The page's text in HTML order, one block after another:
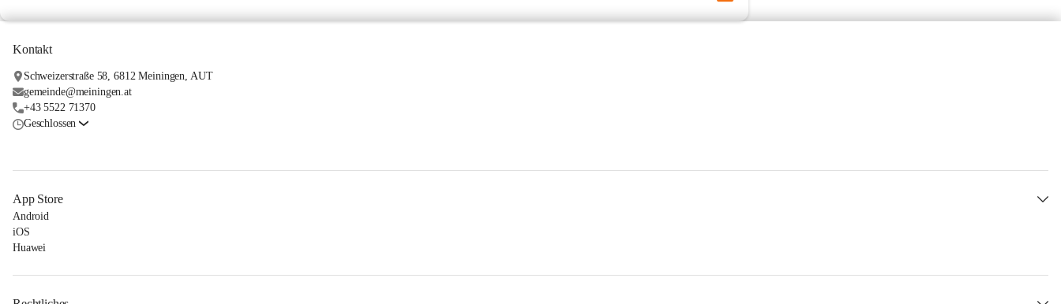
Kontakt
Schweizerstraße 58, 6812 Meiningen, AUT
gemeinde@meiningen.at
+43 5522 71370
Geschlossen
App Store
Android
iOS
Huawei